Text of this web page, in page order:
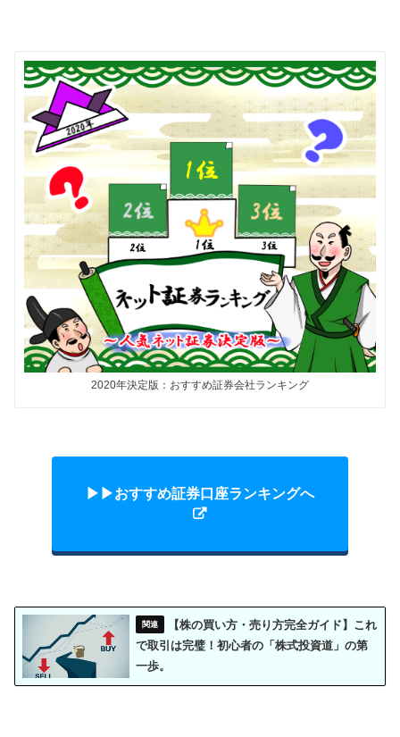
2020年決定版：おすすめ証券会社ランキング
▶︎▶︎おすすめ証券口座ランキングへ
【株の買い方・売り方完全ガイド】これ
で取引は完璧！初心者の「株式投資道」の第
一歩。